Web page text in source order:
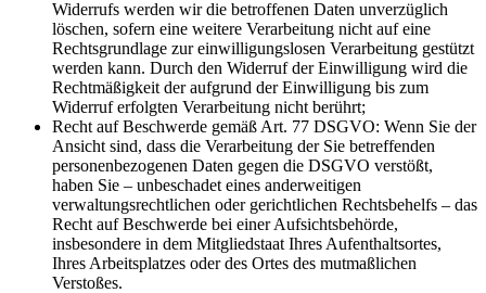
Widerrufs werden wir die betroffenen Daten unverzüglich
löschen, sofern eine weitere Verarbeitung nicht auf eine
Rechtsgrundlage zur einwilligungslosen Verarbeitung gestützt
werden kann. Durch den Widerruf der Einwilligung wird die
Rechtmäßigkeit der aufgrund der Einwilligung bis zum
Widerruf erfolgten Verarbeitung nicht berührt;
Recht auf Beschwerde gemäß Art. 77 DSGVO: Wenn Sie der
Ansicht sind, dass die Verarbeitung der Sie betreffenden
personenbezogenen Daten gegen die DSGVO verstößt,
haben Sie – unbeschadet eines anderweitigen
verwaltungsrechtlichen oder gerichtlichen Rechtsbehelfs – das
Recht auf Beschwerde bei einer Aufsichtsbehörde,
insbesondere in dem Mitgliedstaat Ihres Aufenthaltsortes,
Ihres Arbeitsplatzes oder des Ortes des mutmaßlichen
Verstoßes.